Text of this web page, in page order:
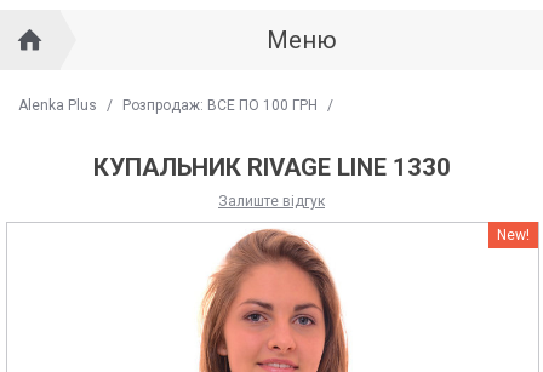
Меню
Alenka Plus / Розпродаж: ВСЕ ПО 100 ГРН /
КУПАЛЬНИК RIVAGE LINE 1330
Залиште відгук
New!